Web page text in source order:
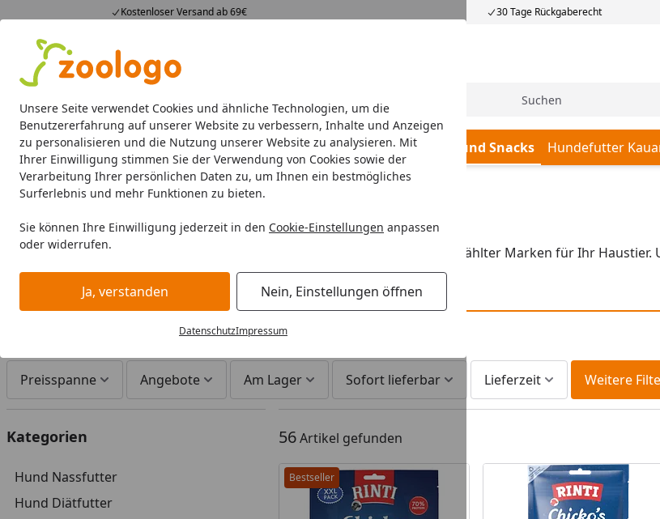
Unsere Seite verwendet Cookies und ähnliche Technologien, um die
Benutzererfahrung auf unserer Website zu verbessern, Inhalte und Anzeigen
zu personalisieren und die Nutzung unserer Website zu analysieren. Mit
Ihrer Einwilligung stimmen Sie der Verwendung von Cookies sowie der
Verarbeitung Ihrer persönlichen Daten zu, um Ihnen ein bestmögliches
Surferlebnis und mehr Funktionen zu bieten.
Sie können Ihre Einwilligung jederzeit in den Cookie-Einstellungen anpassen
oder widerrufen.
Ja, verstanden Nein, Einstellungen öffnen
DatenschutzImpressum
Kostenloser Versand ab 69€ 30 Tage Rückgaberecht
4,73
23.589 Bewertungen
Alle Produkte
Alle Produkte Angebote Neuheiten Sommerhits Suche
RINTI Hund Nassfutter Hund Diätfutter Hund Trockenfutter Hund Snacks Hundefutter
Startseite
RINTI Hund Snacks
RINTI Hund Snacks
RINTI Hund Snacks bei Zoologo und finden Sie passende Produkte ausgewählter Marken für Ihr
unterschiedliche Bedürfnisse.
Ihre Artikelübersicht
Preisspanne Angebote Am Lager Sofort lieferbar Lieferzeit Weitere
Kategorien
Hund Nassfutter
Hund Diätfutter
56Artikel gefunden
Bestseller